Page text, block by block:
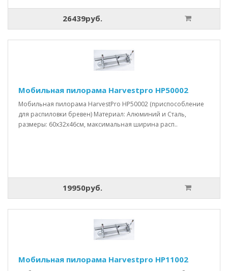
26439руб.
Мобильная пилорама Harvestpro HP50002
Мобильная пилорама HarvestPro HP50002 (приспособление
для распиловки бревен) Материал: Алюминий и Сталь,
размеры: 60x32x46см, максимальная ширина расп..
19950руб.
Мобильная пилорама Harvestpro HP11002